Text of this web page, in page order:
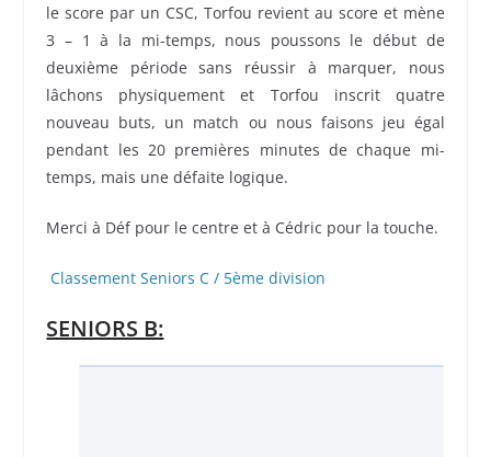
le score par un CSC, Torfou revient au score et mène
3 – 1 à la mi-temps, nous poussons le début de
deuxième période sans réussir à marquer, nous
lâchons physiquement et Torfou inscrit quatre
nouveau buts, un match ou nous faisons jeu égal
pendant les 20 premières minutes de chaque mi-
temps, mais une défaite logique.
Merci à Déf pour le centre et à Cédric pour la touche.
Classement Seniors C / 5ème division
SENIORS B: